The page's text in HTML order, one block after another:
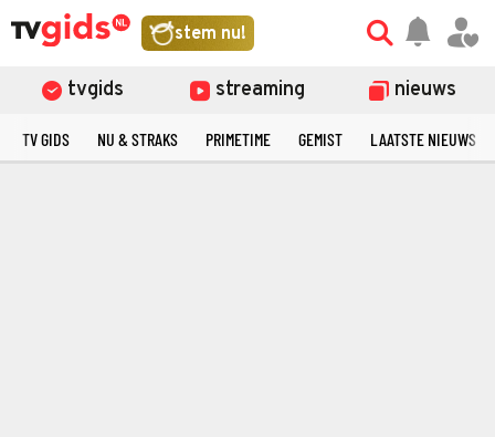
stem nu!
tvgids streaming nieuws
TV GIDS NU & STRAKS PRIMETIME GEMIST LAATSTE NIEUWS